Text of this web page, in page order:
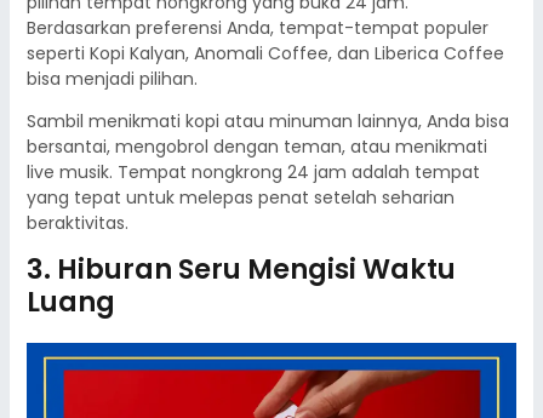
Berdasarkan preferensi Anda, tempat-tempat populer
seperti Kopi Kalyan, Anomali Coffee, dan Liberica Coffee
bisa menjadi pilihan.
Sambil menikmati kopi atau minuman lainnya, Anda bisa
bersantai, mengobrol dengan teman, atau menikmati
live musik. Tempat nongkrong 24 jam adalah tempat
yang tepat untuk melepas penat setelah seharian
beraktivitas.
3. Hiburan Seru Mengisi Waktu
Luang